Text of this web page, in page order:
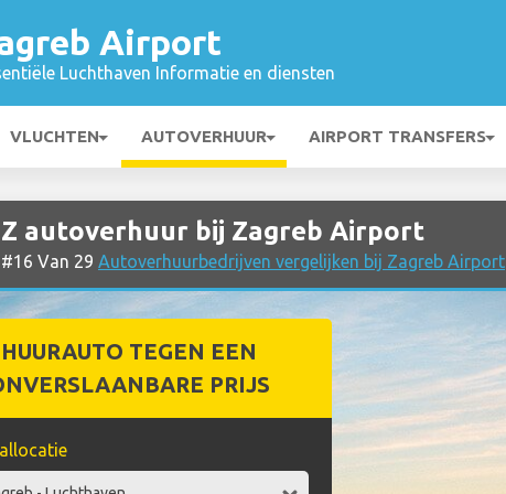
Airport
Luchthaven Informatie en diensten
VLUCHTEN AUTOVERHUUR AIRPORT TRANSFERS
autoverhuur bij Zagreb Airport
Van 29 Autoverhuurbedrijven vergelijken bij Zagreb Airport
HUURAUTO TEGEN EEN
PRIJS